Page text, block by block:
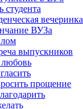
студента
вечеринка
ВУЗа
выпускников
прощение